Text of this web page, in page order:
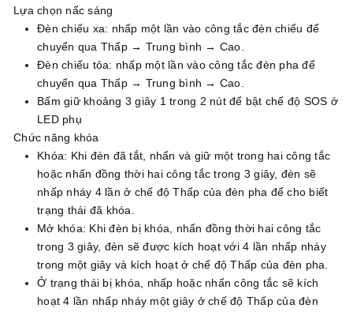
Lựa chọn nấc sáng
Đèn chiếu xa: nhấp một lần vào công tắc đèn chiếu để
chuyển qua Thấp → Trung bình → Cao.
Đèn chiếu tỏa: nhấp một lần vào công tắc đèn pha để
chuyển qua Thấp → Trung bình → Cao.
Bấm giữ khoảng 3 giây 1 trong 2 nút để bật chế độ SOS ở
LED phụ
Chức năng khóa
Khóa: Khi đèn đã tắt, nhấn và giữ một trong hai công tắc
hoặc nhấn đồng thời hai công tắc trong 3 giây, đèn sẽ
nhấp nháy 4 lần ở chế độ Thấp của đèn pha để cho biết
trạng thái đã khóa.
Mở khóa: Khi đèn bị khóa, nhấn đồng thời hai công tắc
trong 3 giây, đèn sẽ được kích hoạt với 4 lần nhấp nháy
trong một giây và kích hoạt ở chế độ Thấp của đèn pha.
Ở trạng thái bị khóa, nhấp hoặc nhấn công tắc sẽ kích
hoạt 4 lần nhấp nháy một giây ở chế độ Thấp của đèn